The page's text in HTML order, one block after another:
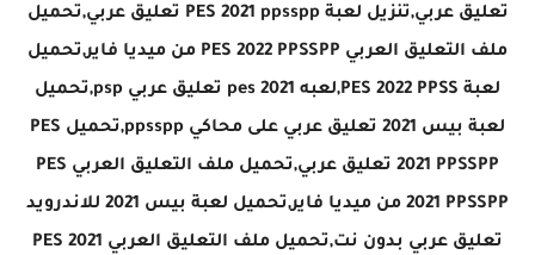
تعليق عربي,تنزيل لعبة PES 2021 ppsspp تعليق عربي,تحميل
ملف التعليق العربي PES 2022 PPSSPP من ميديا فاير,تحميل
لعبة PES 2022 PPSS,لعبه pes 2021 تعليق عربي psp,تحميل
لعبة بيس 2021 تعليق عربي على محاكي ppsspp,تحميل PES
2021 PPSSPP تعليق عربي,تحميل ملف التعليق العربي PES
2021 PPSSPP من ميديا فاير,تحميل لعبة بيس 2021 للاندرويد
تعليق عربي بدون نت,تحميل ملف التعليق العربي PES 2021